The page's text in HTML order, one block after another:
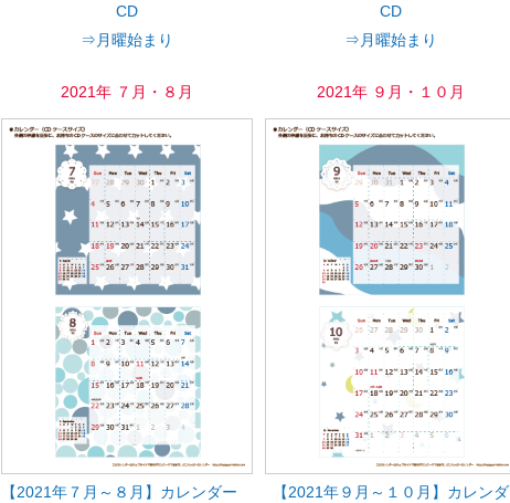
CD
⇒月曜始まり
CD
⇒月曜始まり
2021年 ７月・８月
【2021年７月～８月】カレンダー
2021年 ９月・１０月
【2021年９月～１０月】カレンダ